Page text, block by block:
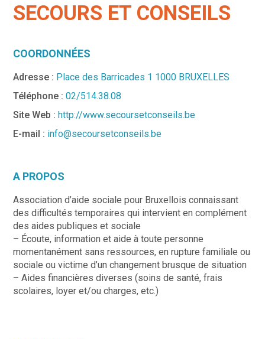
SECOURS ET CONSEILS
COORDONNÉES
Adresse : Place des Barricades 1 1000 BRUXELLES
Téléphone :02/514.38.08
Site Web : http://www.secoursetconseils.be
E-mail : info@secoursetconseils.be
A PROPOS
Association d’aide sociale pour Bruxellois connaissant
des difficultés temporaires qui intervient en complément
des aides publiques et sociale
– Écoute, information et aide à toute personne
momentanément sans ressources, en rupture familiale ou
sociale ou victime d’un changement brusque de situation
– Aides financières diverses (soins de santé, frais
scolaires, loyer et/ou charges, etc.)